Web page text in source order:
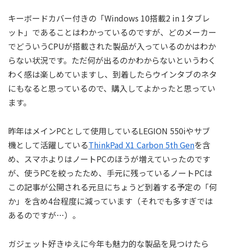
キーボードカバー付きの「Windows 10搭載2 in 1タブレ
ット」であることはわかっているのですが、どのメーカー
でどういうCPUが搭載された製品が入っているのかはわか
らない状況です。ただ何が出るのかわからないというわく
わく感は楽しめていますし、到着したらウインタブのネタ
にもなると思っているので、購入してよかったと思ってい
ます。
昨年はメインPCとして使用しているLEGION 550iやサブ
機として活躍しているThinkPad X1 Carbon 5th Genを含
め、スマホよりはノートPCのほうが増えていったのです
が、使うPCを絞ったため、手元に残っているノートPCは
この記事が公開される元旦にちょうど到着する予定の「何
か」を含め4台程度に減っています（それでも多すぎでは
あるのですが…）。
ガジェット好きゆえに今年も魅力的な製品を見つけたら